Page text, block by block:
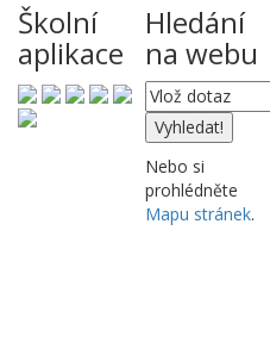
Školní
aplikace
Hledání
na webu
Nebo si
prohlédněte
Mapu stránek.